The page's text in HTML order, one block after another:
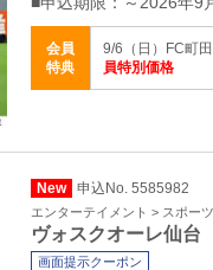
会員
特典
9/6（日）FC町
員特別価格
New 申込No. 5585982
エンターテイメント > スポー
ヴォスクオーレ仙
画面提示クーポン